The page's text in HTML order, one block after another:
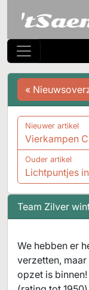
Team Zilver
We hebben er
verzetten,
opzet is
«
Nieuwer artikel
Vierkampen
Ouder artikel
Lichtpuntjes